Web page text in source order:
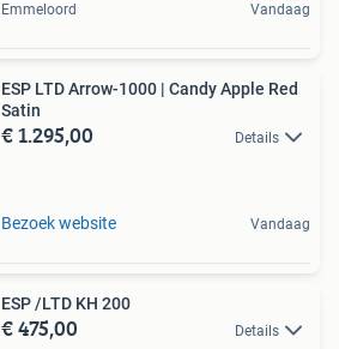
Emmeloord
Vandaag
ESP LTD Arrow-1000 | Candy Apple Red
Satin
€ 1.295,00 Details
Bezoek website Vandaag
ESP /LTD KH 200
€ 475,00 Details